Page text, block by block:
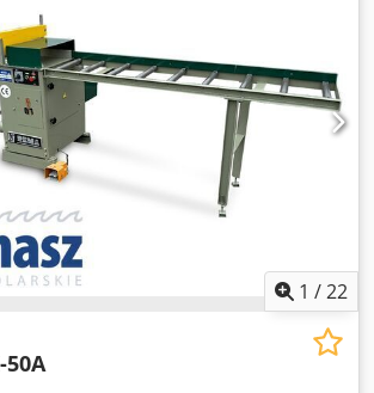
1 /22
50A